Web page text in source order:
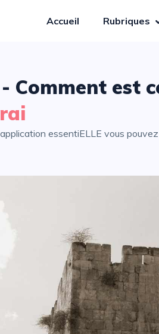
Accueil Rubriques
Comment est